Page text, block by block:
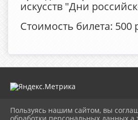
искусств "Дни
Стоимость билета: 500
2026 г. mugdk.ru
Пользуясь нашим сайтом, вы